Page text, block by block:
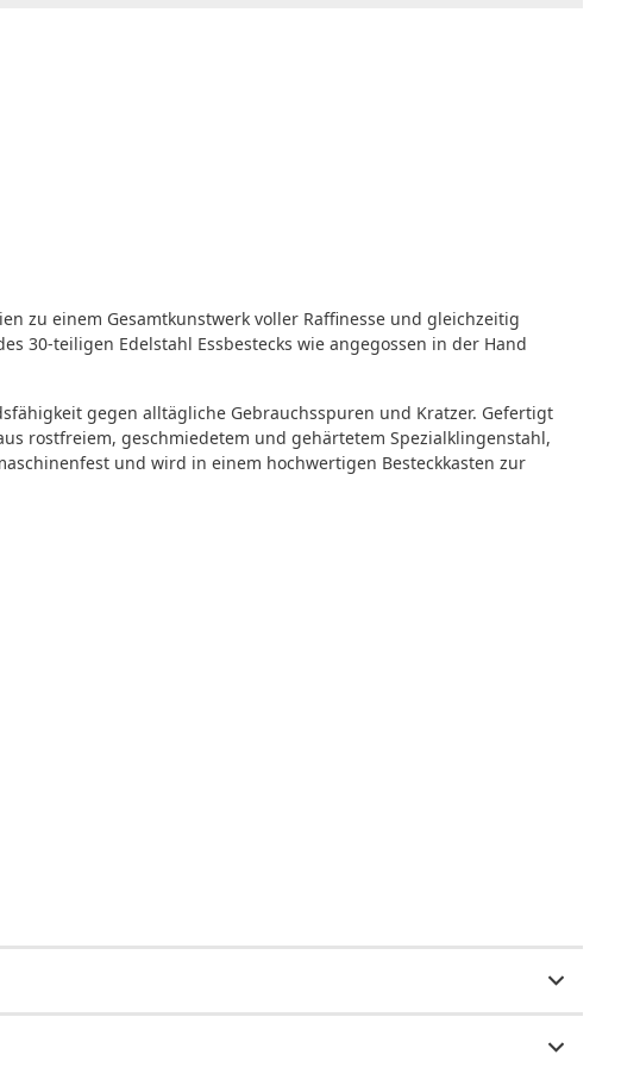
zu einem Gesamtkunstwerk voller Raffinesse und gleichzeitig
30-teiligen Edelstahl Essbestecks wie angegossen in der Hand
gegen alltägliche Gebrauchsspuren und Kratzer. Gefertigt
rostfreiem, geschmiedetem und gehärtetem Spezialklingenstahl,
und wird in einem hochwertigen Besteckkasten zur